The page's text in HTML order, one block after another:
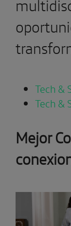
Tech &
Tech &
Mejor